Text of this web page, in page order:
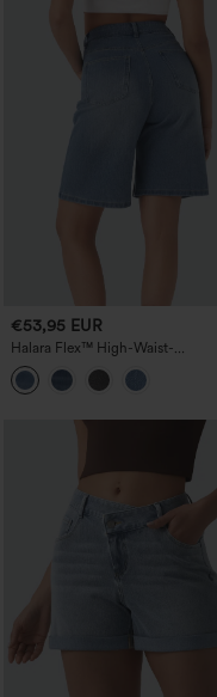
€53,95 EUR
Halara Flex™ High-Waist-
Bermudashorts aus gewaschenem
Denim mit Taschen, lässig